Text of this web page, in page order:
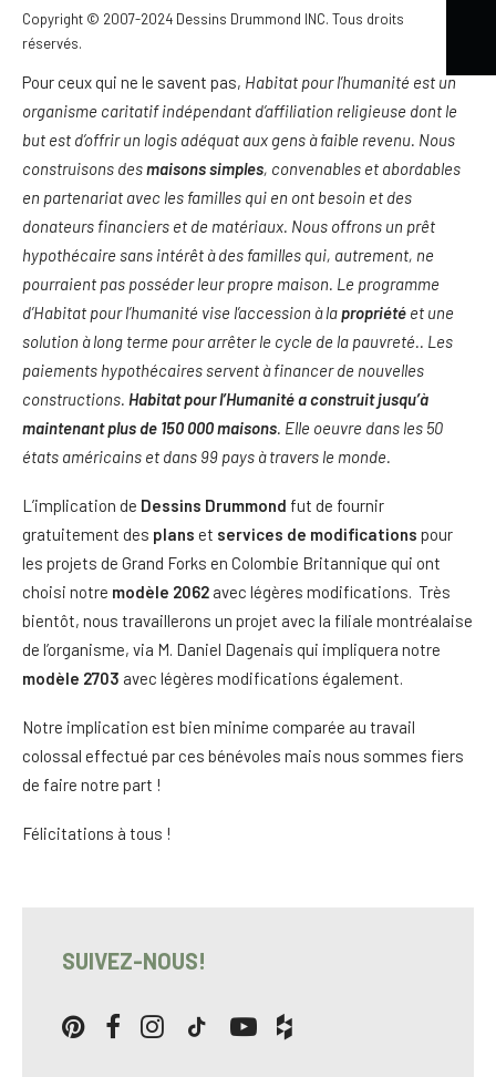
Copyright © 2007-2024 Dessins Drummond INC. Tous droits
réservés.
construction de leurs projets.
Pour ceux qui ne le savent pas, Habitat pour l’humanité est un
organisme caritatif indépendant d’affiliation religieuse dont le
but est d’offrir un logis adéquat aux gens à faible revenu. Nous
construisons desmaisons simples, convenables et abordables
en partenariat avec les familles qui en ont besoin et des
donateurs financiers et de matériaux. Nous offrons un prêt
hypothécaire sans intérêt à des familles qui, autrement, ne
pourraient pas posséder leur propre maison. Le programme
d’Habitat pour l’humanité vise l’accession à lapropriété et une
solution à long terme pour arrêter le cycle de la pauvreté.. Les
paiements hypothécaires servent à financer de nouvelles
constructions. Habitat pour l’Humanité a construit jusqu’à
maintenant plus de 150 000 maisons. Elle oeuvre dans les 50
états américains et dans 99 pays à travers le monde.
L’implication de Dessins Drummond fut de fournir
gratuitement des plans et services de modifications pour
les projets de Grand Forks en Colombie Britannique qui ont
choisi notre modèle 2062 avec légères modifications. Très
bientôt, nous travaillerons un projet avec la filiale montréalaise
de l’organisme, via M. Daniel Dagenais qui impliquera notre
modèle 2703 avec légères modifications également.
Notre implication est bien minime comparée au travail
colossal effectué par ces bénévoles mais nous sommes fiers
de faire notre part !
Félicitations à tous !
SUIVEZ-NOUS!